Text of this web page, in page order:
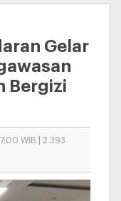
Gelar
Bergizi
WIB | 2.393